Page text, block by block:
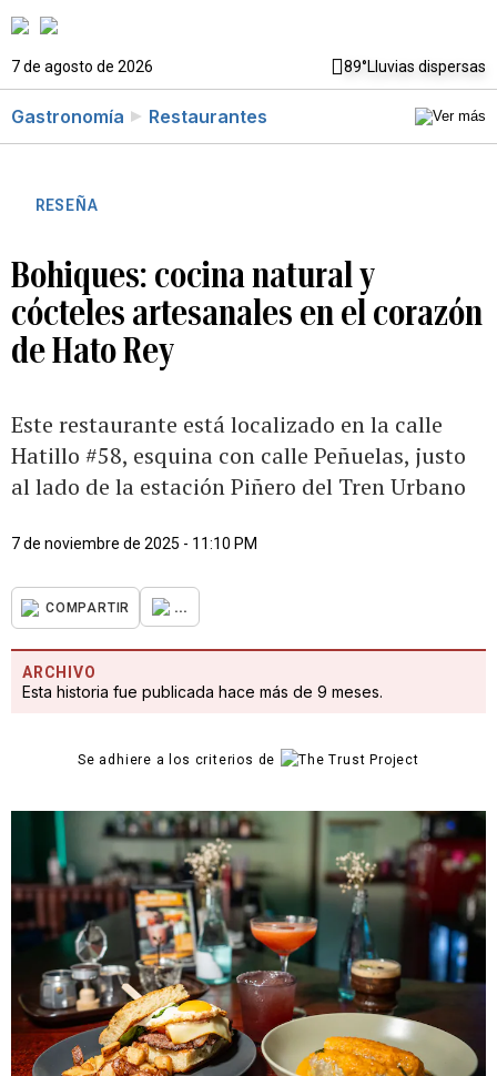
7 de agosto de 2026 89°Lluvias dispersas
Gastronomía Restaurantes
RESEÑA
Bohiques: cocina natural y
cócteles artesanales en el corazón
de Hato Rey
Este restaurante está localizado en la calle
Hatillo #58, esquina con calle Peñuelas, justo
al lado de la estación Piñero del Tren Urbano
7 de noviembre de 2025 - 11:10 PM
COMPARTIR ...
ARCHIVO
Esta historia fue publicada hace más de 9 meses.
Se adhiere a los criterios de